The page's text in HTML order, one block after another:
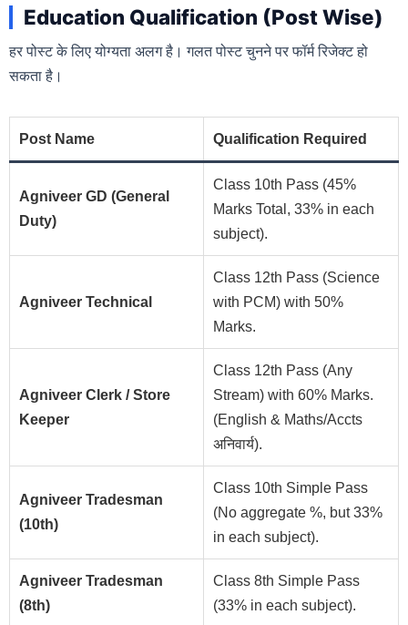
Education Qualification (Post Wise)
हर पोस्ट के लिए योग्यता अलग है। गलत पोस्ट चुनने पर फॉर्म रिजेक्ट हो
सकता है।
Post Name Qualification Required
Agniveer GD (General
Duty)
Class 10th Pass (45%
Marks Total, 33% in each
subject).
Agniveer Technical
Class 12th Pass (Science
with PCM) with 50%
Marks.
Agniveer Clerk / Store
Keeper
Class 12th Pass (Any
Stream) with 60% Marks.
(English & Maths/Accts
अनिवार्य).
Agniveer Tradesman
(10th)
Class 10th Simple Pass
(No aggregate %, but 33%
in each subject).
Agniveer Tradesman
(8th)
Class 8th Simple Pass
(33% in each subject).